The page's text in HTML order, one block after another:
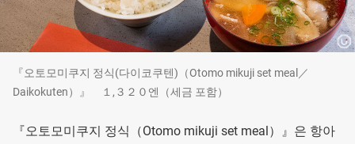
『오토모미쿠지 정식(다이코쿠텐)（Otomo mikuji set meal／
Daikokuten）』 １,３２０엔（세금 포함）
『오토모미쿠지 정식（Otomo mikuji set meal）』은 항아